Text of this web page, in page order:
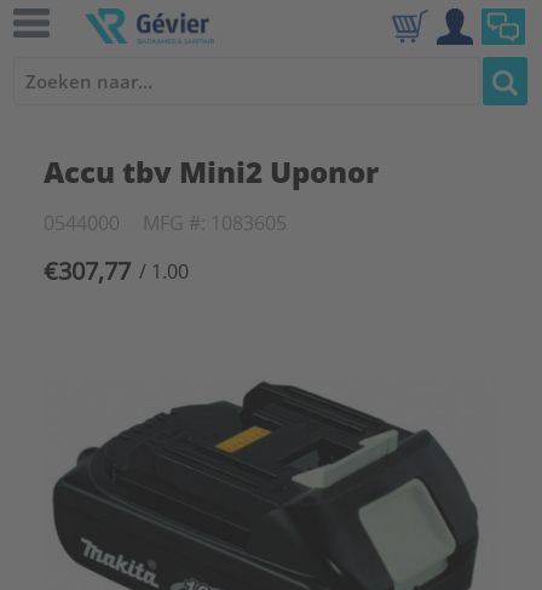
Accu tbv Mini2 Uponor
0544000 MFG #: 1083605
€307,77 / 1.00